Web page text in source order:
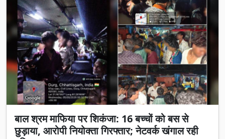
बाल श्रम माफिया पर शिकंजा: 16 बच्चों को बस से
छुड़ाया, आरोपी नियोक्ता गिरफ्तार; नेटवर्क खंगाल रही